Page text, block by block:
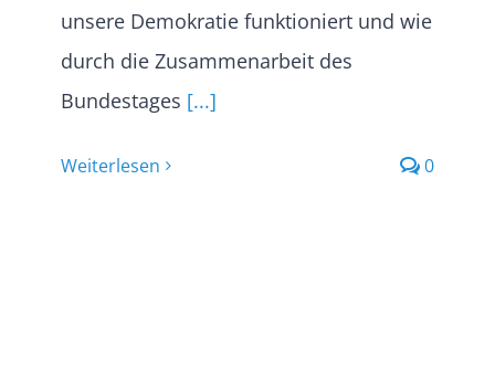
unsere Demokratie funktioniert und wie
durch die Zusammenarbeit des
Bundestages [...]
Weiterlesen 0